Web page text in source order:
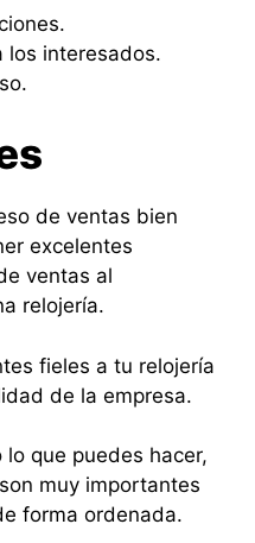
los interesados.
de ventas bien
excelentes
ventas al
relojería.
fieles a tu relojería
de la empresa.
que puedes hacer,
muy importantes
forma ordenada.